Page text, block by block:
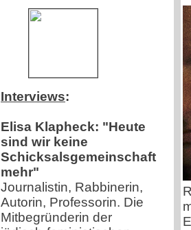
Interviews:
Elisa Klapheck: "Heute
sind wir keine
Schicksalsgemeinschaft
mehr"
Journalistin, Rabbinerin,
Autorin, Professorin. Die
Mitbegründerin der